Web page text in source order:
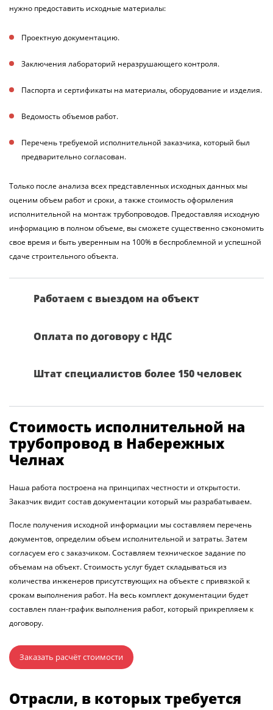
нужно предоставить исходные материалы:
Проектную документацию.
Заключения лабораторий неразрушающего контроля.
Паспорта и сертификаты на материалы, оборудование и изделия.
Ведомость объемов работ.
Перечень требуемой исполнительной заказчика, который был
предварительно согласован.
Только после анализа всех представленных исходных данных мы
оценим объем работ и сроки, а также стоимость оформления
исполнительной на монтаж трубопроводов. Предоставляя исходную
информацию в полном объеме, вы сможете существенно сэкономить
свое время и быть уверенным на 100% в беспроблемной и успешной
сдаче строительного объекта.
Работаем с выездом на объект
Оплата по договору с НДС
Штат специалистов более 150 человек
Стоимость исполнительной на
трубопровод в Набережных
Челнах
Наша работа построена на принципах честности и открытости.
Заказчик видит состав документации который мы разрабатываем.
После получения исходной информации мы составляем перечень
документов, определим объем исполнительной и затраты. Затем
согласуем его с заказчиком. Составляем техническое задание по
объемам на объект. Стоимость услуг будет складываться из
количества инженеров присутствующих на объекте с привязкой к
срокам выполнения работ. На весь комплект документации будет
составлен план-график выполнения работ, который прикрепляем к
договору.
Заказать расчёт стоимости
Отрасли, в которых требуется